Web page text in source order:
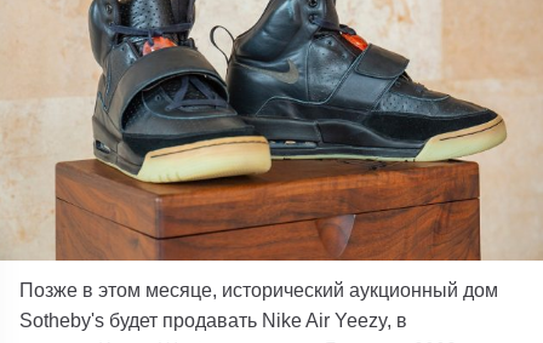
Позже в этом месяце, исторический аукционный дом
Sotheby's будет продавать Nike Air Yeezy, в